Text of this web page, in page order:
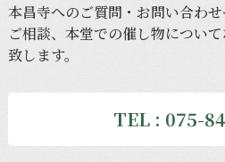
本昌寺へのご質問・ お問い合わ
ご相談、 本堂での催し物につい
致します。
TEL : 075-